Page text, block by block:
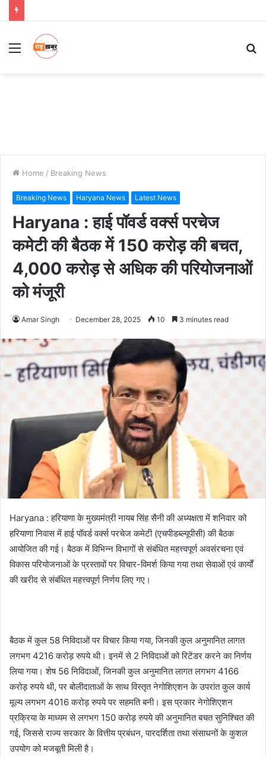
Menu
Home / Breaking News
Breaking News Haryana News Latest News
Haryana : हाई पॉवर्ड वर्क्स परचेज
कमेटी की बैठक में 150 करोड़ की बचत,
4,000 करोड़ से अधिक की परियोजनाओं
को मंजूरी
Amar Singh December 28, 2025 10 3 minutes read
Haryana : हरियाणा के मुख्यमंत्री नायब सिंह सैनी की अध्यक्षता में शनिवार को
हरियाणा निवास में हाई पॉवर्ड वर्क्स परचेज कमेटी (एचपीडब्ल्यूपीसी) की बैठक
आयोजित की गई। बैठक में विभिन्न विभागों से संबंधित महत्त्वपूर्ण अवसंरचना एवं
विकास परियोजनाओं के प्रस्तावों पर विचार-विमर्श किया गया तथा सेवाओं एवं कार्यों
की खरीद से संबंधित महत्त्वपूर्ण निर्णय लिए गए।
बैठक में कुल 58 निविदाओं पर विचार किया गया, जिनकी कुल अनुमानित लागत
लगभग 4216 करोड़ रुपये थी। इनमें से 2 निविदाओं को रिटेंडर करने का निर्णय
लिया गया। शेष 56 निविदाओं, जिनकी कुल अनुमानित लागत लगभग 4166
करोड़ रुपये थी, पर बोलीदाताओं के साथ विस्तृत नेगोशिएशन के उपरांत कुल कार्य
मूल्य लगभग 4016 करोड़ रुपये पर सहमति बनी। इस प्रकार नेगोशिएशन
प्रक्रिया के माध्यम से लगभग 150 करोड़ रुपये की अनुमानित बचत सुनिश्चित की
गई, जिससे राज्य सरकार के वित्तीय प्रबंधन, पारदर्शिता तथा संसाधनों के कुशल
उपयोग को मजबूती मिली है।